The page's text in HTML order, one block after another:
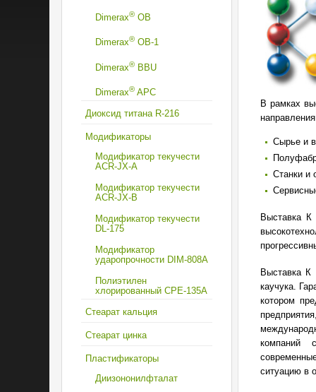
Dimerax®OB
Dimerax®OВ-1
Dimerax®BBU
Dimerax®APC
Диоксид титана R-216
Модификаторы
Модификатор текучести
ACR-JX-A
Модификатор текучести
ACR-JX-B
Модификатор текучести
DL-175
Модификатор
ударопрочности DIM-808А
Полиэтилен
хлорированный CPE-135А
Стеарат кальция
Стеарат цинка
Пластификаторы
Диизононилфталат
В рамках
Сырье и
Станки и
Выставка К
Выставка К
каучука.
котором
компаний
ситуацию в